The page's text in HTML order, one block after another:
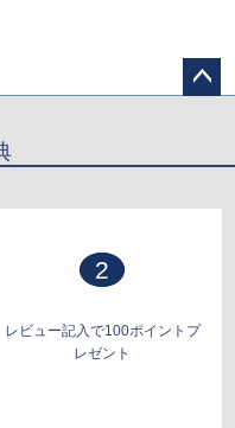
2
レビュー記入で100ポイントプ
レゼント